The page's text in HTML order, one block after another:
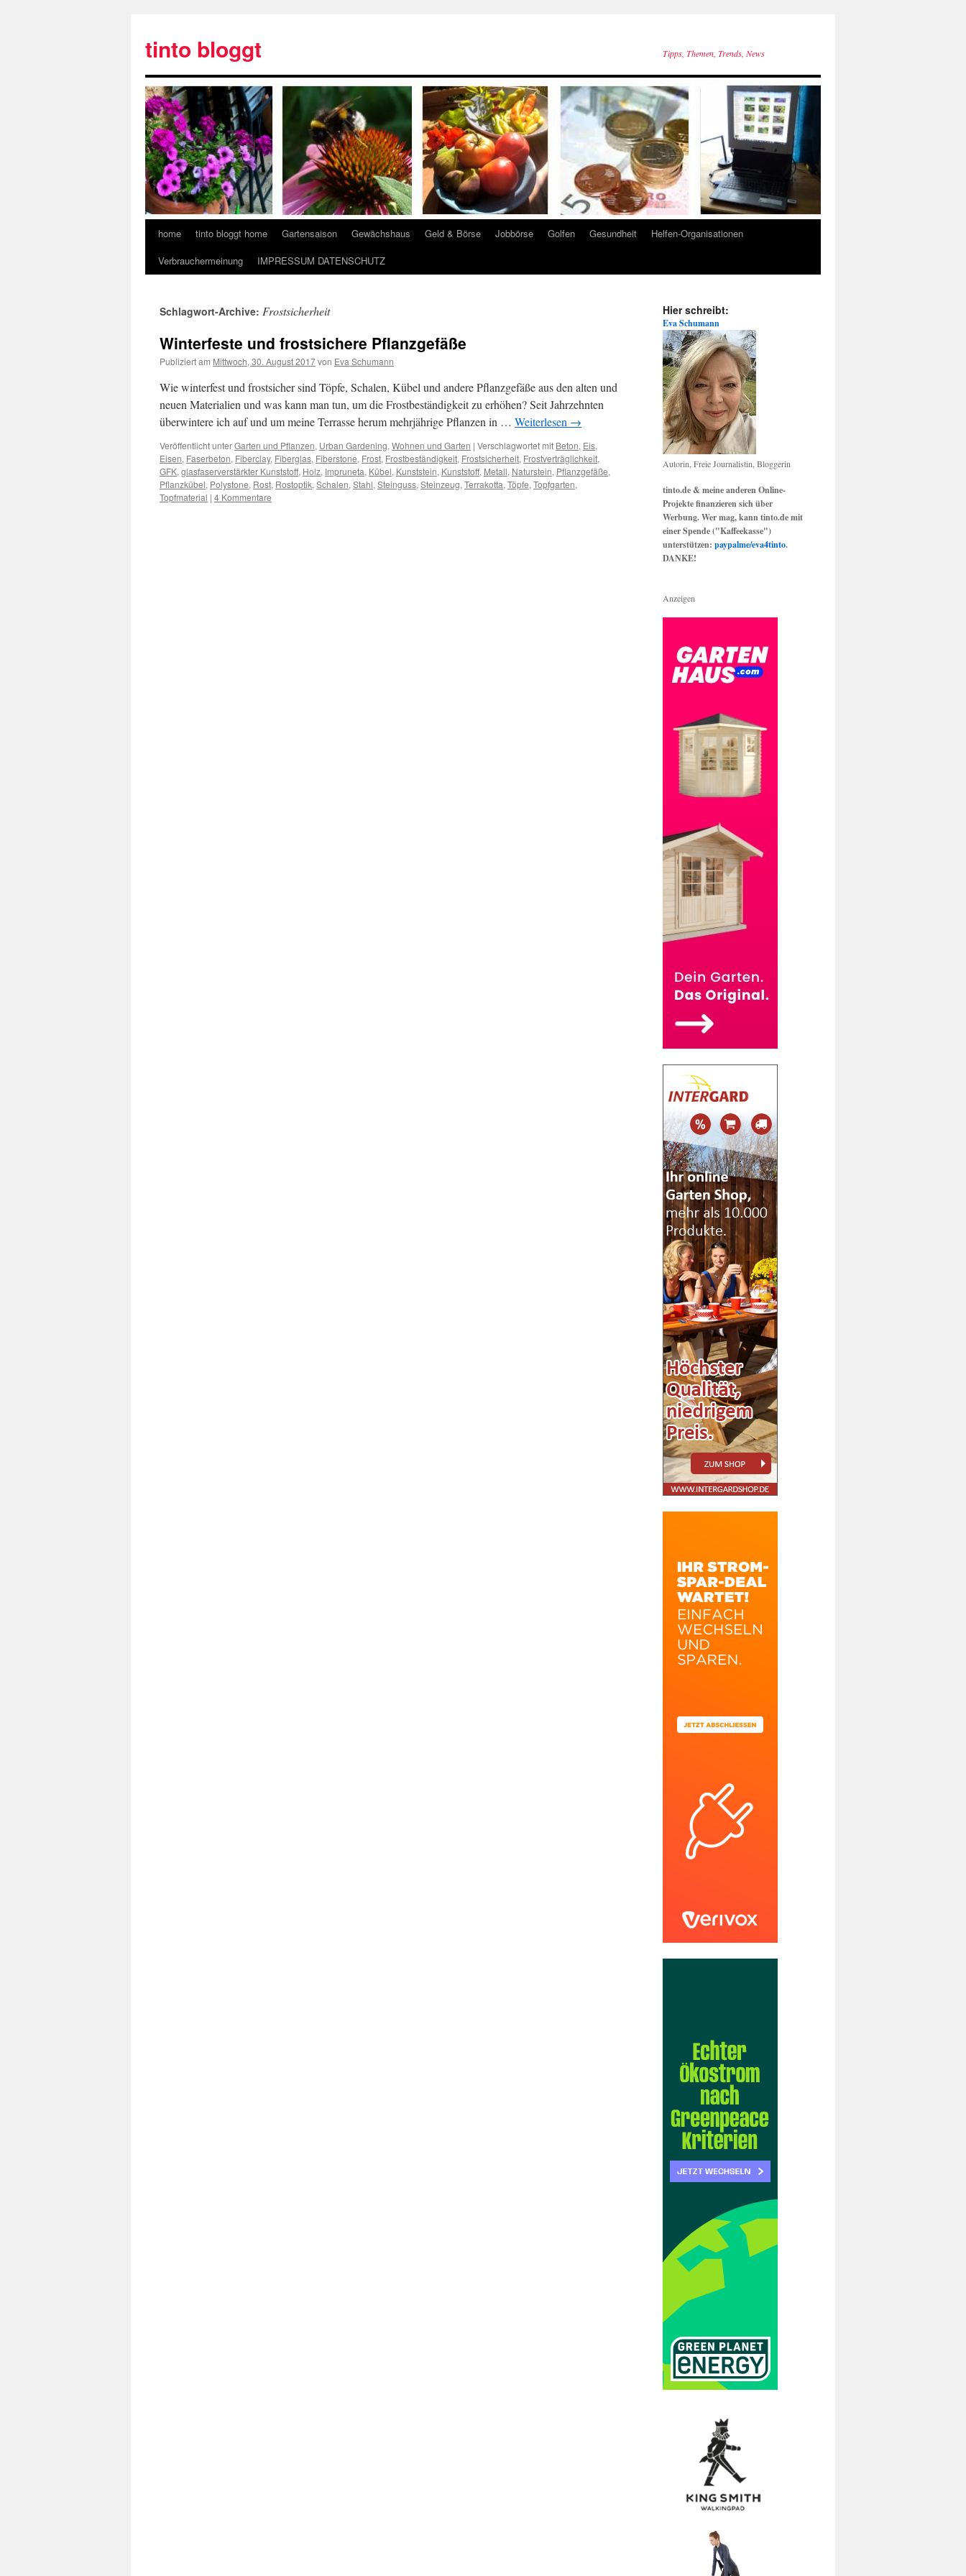
tinto bloggt Tipps, Themen, Trends, News
home tinto bloggt home Gartensaison Gewächshaus Geld & Börse Jobbörse Golfen Gesundheit
Helfen-Organisationen
Verbrauchermeinung
IMPRESSUM DATENSCHUTZ
Schlagwort-Archive: Frostsicherheit
Winterfeste und frostsichere Pflanzgefäße
Publiziert am Mittwoch, 30. August 2017von Eva Schumann
Wie winterfest und frostsicher sind Töpfe, Schalen, Kübel und andere Pflanzgefäße aus den alten und
neuen Materialien und was kann man tun, um die Frostbeständigkeit zu erhöhen? Seit Jahrzehnten
überwintere ich auf und um meine Terrasse herum mehrjährige Pflanzen in … Weiterlesen →
Veröffentlicht unterGarten und Pflanzen, Urban Gardening, Wohnen und Garten | Verschlagwortet mit Beton, Eis,
Eisen, Faserbeton, Fiberclay, Fiberglas, Fiberstone, Frost, Frostbeständigkeit, Frostsicherheit, Frostverträglichkeit,
GFK, glasfaserverstärkter Kunststoff, Holz, Impruneta, Kübel, Kunststein, Kunststoff, Metall, Naturstein, Pflanzgefäße,
Pflanzkübel, Polystone, Rost, Rostoptik, Schalen, Stahl, Steinguss, Steinzeug, Terrakotta, Töpfe, Topfgarten,
Topfmaterial | 4 Kommentare
Hier schreibt:
Eva Schumann
Autorin, Freie Journalistin, Bloggerin
tinto.de & meine anderen Online-
Projekte finanzieren sich über
Werbung. Wer mag, kann tinto.de mit
einer Spende ("Kaffeekasse")
unterstützen: paypalme/eva4tinto.
DANKE!
Anzeigen